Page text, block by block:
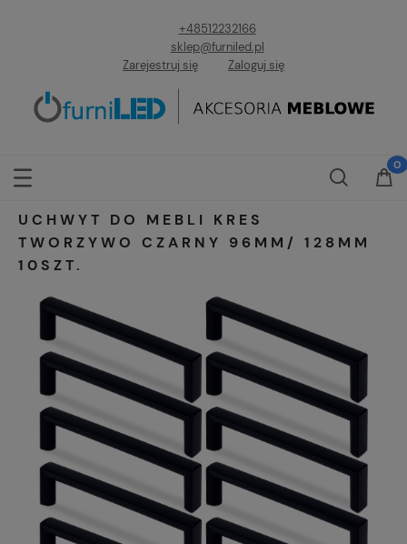
+48512232166
sklep@furniled.pl
Zarejestruj się
Zaloguj się
UCHWYT DO MEBLI KRES
TWORZYWO CZARNY 96MM/ 128MM
10SZT.